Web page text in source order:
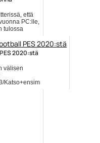
että
PC:lle,
tulossa
Shantae+5+tulossa+myoh...
2020:stä
välisen